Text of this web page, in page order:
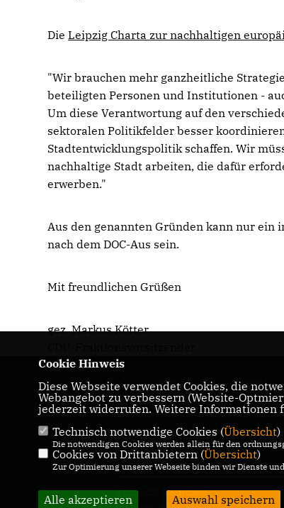
DieLeipzig Charta zur nachhaltigen
"Wir brauchen mehr ganzheitliche
beteiligten Personen und Institutionen -
Um diese Verantwortung auf den
sektoralen Politikfelder besser
Stadtentwicklungspolitik schaffen. Wir
nachhaltige Stadt arbeiten, die dafür
erwerben."
Aus den genannten Gründen kann nur ein
nach dem DOC-Aus sein.
Mit freundlichen Grüßen
gez. Markus
Herzlich Willkommen beim CDU
Remscheid
IMPRESSUM
DATENSCHUTZ
KONTAKT
@2026 CDU Remscheid
Cookie Hinweis
Diese Webseite verwendet Cookies, die
Webangebot zu verbessern (Website-
jederzeit widerrufen. Weitere Informationen
Technisch notwendige Cookies (Übersicht)
Die notwendigen Cookies werden allein für den
Cookies von Drittanbietern (Übersicht)
Zur Optimierung unserer Webseite binden wir Dienste
Alle akzeptieren Auswahl speichern